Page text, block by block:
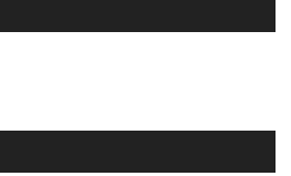
支